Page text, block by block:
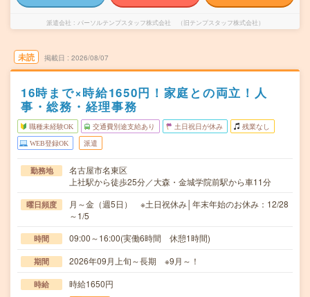
派遣会社 パーソルテンプスタッフ株式会社 （旧テンプスタッフ株式会社）
未読 掲載日 2026/08/07
16時まで×時給1650円！家庭との両立！人
事・総務・経理事務
職種未経験OK 交通費別途支給あり 土日祝日が休み 残業なし
WEB登録OK 派遣
勤務地
名古屋市名東区
上社駅から徒歩25分／大森・金城学院前駅から車11分
曜日頻度
月～金（週5日） ※土日祝休み│年末年始のお休み：12/28
～1/5
時間 09:00～16:00(実働6時間 休憩1時間)
期間 2026年09月上旬～長期 ※9月～！
時給 時給1650円